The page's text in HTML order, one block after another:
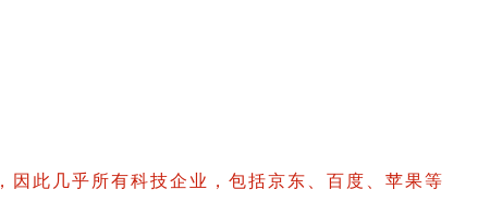
，因此几乎所有科技企业，包括京东、百度、苹果等